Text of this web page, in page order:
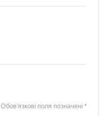
Обов’язкові поля позначені *